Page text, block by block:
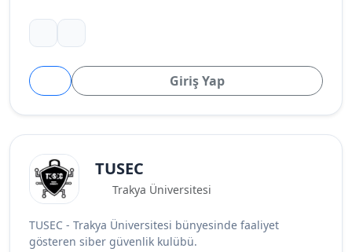
Giriş Yap
TUSEC
Trakya Üniversitesi
TUSEC - Trakya Üniversitesi bünyesinde faaliyet
gösteren siber güvenlik kulübü.